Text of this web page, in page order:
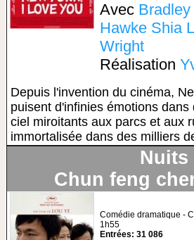
Avec
Hawke Shia
Wright
Réalisation
Depuis l'invention du cinéma,
puisent d'infinies émotions
ciel miroitants aux parcs et aux
immortalisée dans des milliers
Nuits
Chun feng
Comédie dramatique -
1h55
Entrées: 31 086